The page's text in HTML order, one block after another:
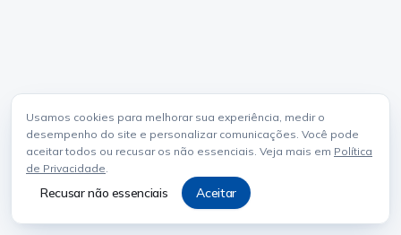
Usamos cookies para melhorar sua experiência, medir o
desempenho do site e personalizar comunicações. Você pode
aceitar todos ou recusar os não essenciais. Veja mais em Política
de Privacidade.
Recusar não essenciais Aceitar